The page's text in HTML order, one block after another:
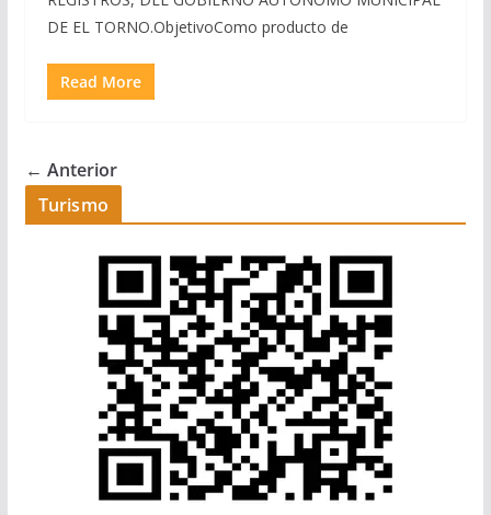
DE EL TORNO.ObjetivoComo producto de
Read More
← Anterior
Turismo